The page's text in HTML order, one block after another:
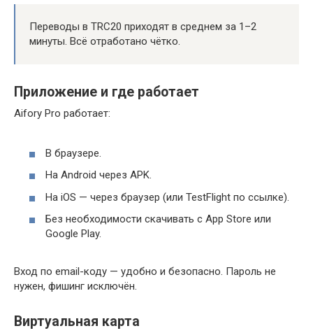
Переводы в TRC20 приходят в среднем за 1–2
минуты. Всё отработано чётко.
Приложение и где работает
Aifory Pro работает:
В браузере.
На Android через APK.
На iOS — через браузер (или TestFlight по ссылке).
Без необходимости скачивать с App Store или
Google Play.
Вход по email-коду — удобно и безопасно. Пароль не
нужен, фишинг исключён.
Виртуальная карта